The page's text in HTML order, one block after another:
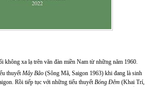
không xa lạ trên văn đàn miền Nam từ những năm 1960.
thuyếtMây Bão (Sông Mã, Saigon 1963) khi đang là sinh
Rồi tiếp tục với những tiểu thuyếtBóng Đêm (Khai Trí,